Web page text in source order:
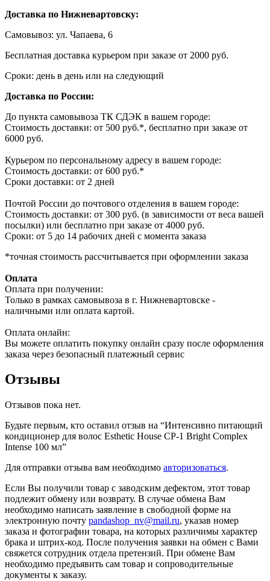
Доставка по Нижневартовску:
Самовывоз: ул. Чапаева, 6
Бесплатная доставка курьером при заказе от 2000 руб.
Сроки: день в день или на следующий
Доставка по России:
До пункта самовывоза ТК СДЭК в вашем городе:
Стоимость доставки: от 500 руб.*, бесплатно при заказе от
6000 руб.
Курьером по персональному адресу в вашем городе:
Стоимость доставки: от 600 руб.*
Сроки доставки: от 2 дней
Почтой России до почтового отделения в вашем городе:
Стоимость доставки: от 300 руб. (в зависимости от веса вашей
посылки) или бесплатно при заказе от 4000 руб.
Сроки: от 5 до 14 рабочих дней с момента заказа
*точная стоимость рассчитывается при оформлении заказа
Оплата
Оплата при получении:
Только в рамках самовывоза в г. Нижневартовске -
наличными или оплата картой.
Оплата онлайн:
Вы можете оплатить покупку онлайн сразу после оформления
заказа через безопасный платежный сервис
Отзывы
Отзывов пока нет.
Будьте первым, кто оставил отзыв на “Интенсивно питающий
кондиционер для волос Esthetic House CP-1 Bright Complex
Intense 100 мл”
Для отправки отзыва вам необходимо авторизоваться.
Если Вы получили товар с заводским дефектом, этот товар
подлежит обмену или возврату. В случае обмена Вам
необходимо написать заявление в свободной форме на
электронную почту pandashop_nv@mail.ru, указав номер
заказа и фотографии товара, на которых различимы характер
брака и штрих-код. После получения заявки на обмен с Вами
свяжется сотрудник отдела претензий. При обмене Вам
необходимо предъявить сам товар и сопроводительные
документы к заказу.